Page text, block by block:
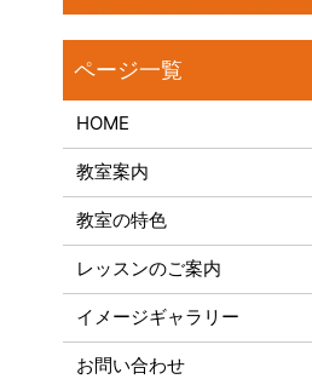
HOME
教室案内
教室の特色
レッスンのご案内
イメージギャラリー
お問い合わせ